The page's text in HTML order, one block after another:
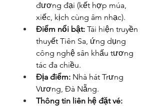
đương đại (kết hợp múa,
xiếc, kịch cùng âm nhạc).
Điểm nổi bật: Tái hiện truyền
thuyết Tiên Sa, ứng dụng
công nghệ sân khấu tương
tác đa chiều.
Địa điểm: Nhà hát Trưng
Vương, Đà Nẵng.
Thông tin liên hệ đặt vé: